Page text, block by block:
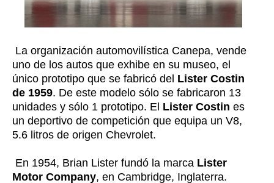
La organización automovilística Canepa, vende
uno de los autos que exhibe en su museo, el
único prototipo que se fabricó del Lister Costin
de 1959. De este modelo sólo se fabricaron 13
unidades y sólo 1 prototipo. El Lister Costin es
un deportivo de competición que equipa un V8,
5.6 litros de origen Chevrolet.
En 1954, Brian Lister fundó la marca Lister
Motor Company, en Cambridge, Inglaterra.